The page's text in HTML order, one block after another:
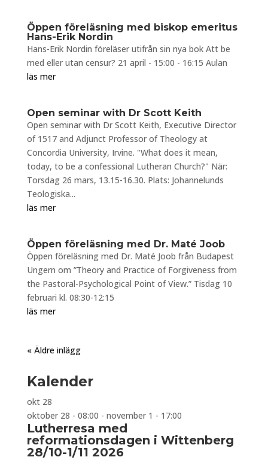
Öppen föreläsning med biskop emeritus
Hans-Erik Nordin
Hans-Erik Nordin föreläser utifrån sin nya bok Att be
med eller utan censur? 21 april - 15:00 - 16:15 Aulan
läs mer
Open seminar with Dr Scott Keith
Open seminar with Dr Scott Keith, Executive Director
of 1517 and Adjunct Professor of Theology at
Concordia University, Irvine. "What does it mean,
today, to be a confessional Lutheran Church?" När:
Torsdag 26 mars, 13.15-16.30. Plats: Johannelunds
Teologiska...
läs mer
Öppen föreläsning med Dr. Maté Joob
Öppen föreläsning med Dr. Maté Joob från Budapest
Ungern om ”Theory and Practice of Forgiveness from
the Pastoral-Psychological Point of View.” Tisdag 10
februari kl. 08:30-12:15
läs mer
« Äldre inlägg
Kalender
okt 28
oktober 28 - 08:00 - november 1 - 17:00
Lutherresa med
reformationsdagen i Wittenberg
28/10-1/11 2026